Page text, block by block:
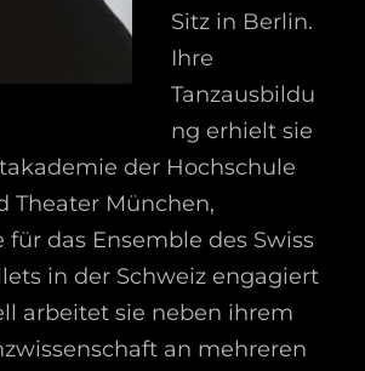
Sitz in Berlin.
Ihre
Tanzausbildu
ng erhielt sie
der Hochschule
Theater München,
für das Ensemble des Swiss
in der Schweiz engagiert
arbeitet sie neben ihrem
an mehreren